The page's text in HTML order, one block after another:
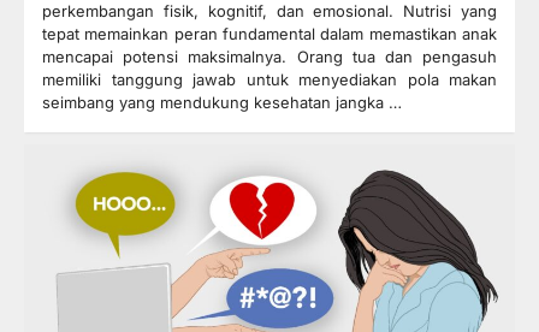
perkembangan fisik, kognitif, dan emosional. Nutrisi yang
tepat memainkan peran fundamental dalam memastikan anak
mencapai potensi maksimalnya. Orang tua dan pengasuh
memiliki tanggung jawab untuk menyediakan pola makan
seimbang yang mendukung kesehatan jangka …